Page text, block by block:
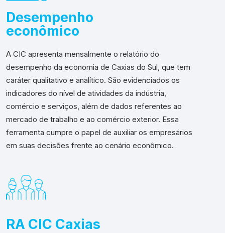
Desempenho
econômico
A CIC apresenta mensalmente o relatório do
desempenho da economia de Caxias do Sul, que tem
caráter qualitativo e analítico. São evidenciados os
indicadores do nível de atividades da indústria,
comércio e serviços, além de dados referentes ao
mercado de trabalho e ao comércio exterior. Essa
ferramenta cumpre o papel de auxiliar os empresários
em suas decisões frente ao cenário econômico.
RA CIC Caxias